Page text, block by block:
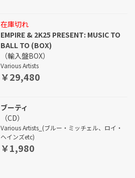
在庫切れ
EMPIRE & 2K25 PRESENT: MUSIC TO
BALL TO (BOX)
（輸入盤BOX）
Various Artists
￥29,480
ブーティ
（CD）
Various Artists_(ブルー・ミッチェル、ロイ・
ヘインズetc)
￥1,980